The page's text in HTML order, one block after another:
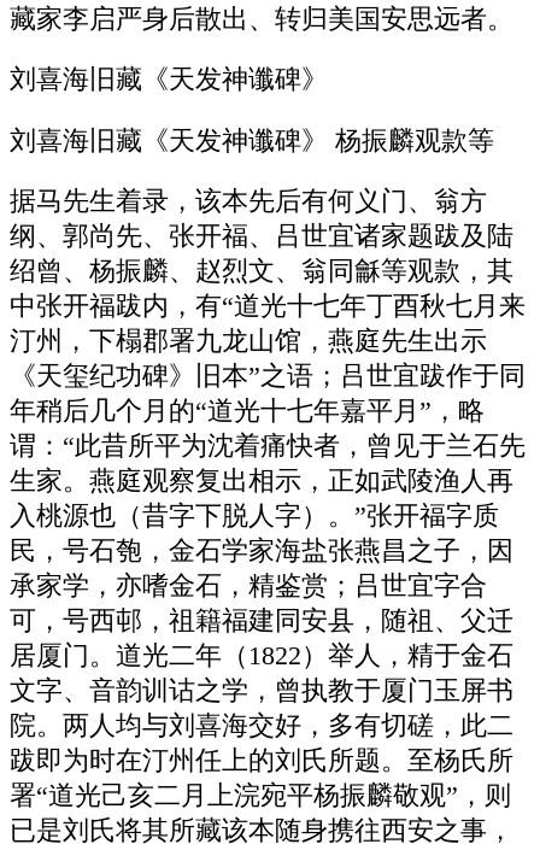
藏家李启严身后散出、转归美国安思远者。
刘喜海旧藏《天发神谶碑》
刘喜海旧藏《天发神谶碑》 杨振麟观款等
据马先生着录，该本先后有何义门、翁方
纲、郭尚先、张开福、吕世宜诸家题跋及陆
绍曾、杨振麟、赵烈文、翁同龢等观款，其
中张开福跋内，有“道光十七年丁酉秋七月来
汀州，下榻郡署九龙山馆，燕庭先生出示
《天玺纪功碑》旧本”之语；吕世宜跋作于同
年稍后几个月的“道光十七年嘉平月”，略
谓：“此昔所平为沈着痛快者，曾见于兰石先
生家。燕庭观察复出相示，正如武陵渔人再
入桃源也（昔字下脱人字）。”张开福字质
民，号石匏，金石学家海盐张燕昌之子，因
承家学，亦嗜金石，精鉴赏；吕世宜字合
可，号西邨，祖籍福建同安县，随祖、父迁
居厦门。道光二年（1822）举人，精于金石
文字、音韵训诂之学，曾执教于厦门玉屏书
院。两人均与刘喜海交好，多有切磋，此二
跋即为时在汀州任上的刘氏所题。至杨氏所
署“道光己亥二月上浣宛平杨振麟敬观”，则
已是刘氏将其所藏该本随身携往西安之事，